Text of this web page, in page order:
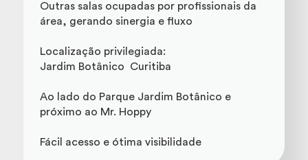
Outras salas ocupadas por profissionais da
área, gerando sinergia e fluxo
Localização privilegiada:
Jardim Botânico  Curitiba
Ao lado do Parque Jardim Botânico e
próximo ao Mr. Hoppy
Fácil acesso e ótima visibilidade